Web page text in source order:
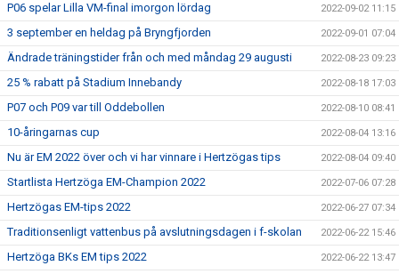
P06 spelar Lilla VM-final imorgon lördag 2022-09-02 11:15
3 september en heldag på Bryngfjorden 2022-09-01 07:04
Ändrade träningstider från och med måndag 29 augusti 2022-08-23 09:23
25 % rabatt på Stadium Innebandy 2022-08-18 17:03
P07 och P09 var till Oddebollen 2022-08-10 08:41
10-åringarnas cup 2022-08-04 13:16
Nu är EM 2022 över och vi har vinnare i Hertzögas tips 2022-08-04 09:40
Startlista Hertzöga EM-Champion 2022 2022-07-06 07:28
Hertzögas EM-tips 2022 2022-06-27 07:34
Traditionsenligt vattenbus på avslutningsdagen i f-skolan 2022-06-22 15:46
Hertzöga BKs EM tips 2022 2022-06-22 13:47